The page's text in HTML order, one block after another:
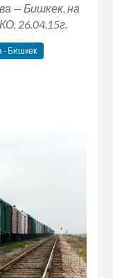
— Бишкек, на
26.04.15г.
- Бишкек